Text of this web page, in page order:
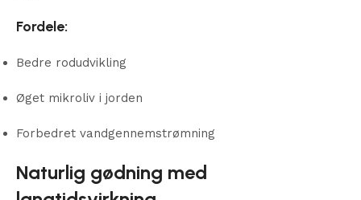
Fordele:
Bedre rodudvikling
Øget mikroliv i jorden
Forbedret vandgennemstrømning
Naturlig gødning med